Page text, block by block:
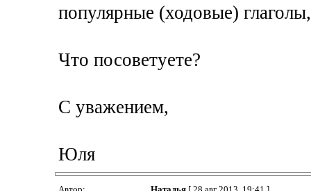
популярные (ходовые)
Что посоветуете?
С уважением,
Юля